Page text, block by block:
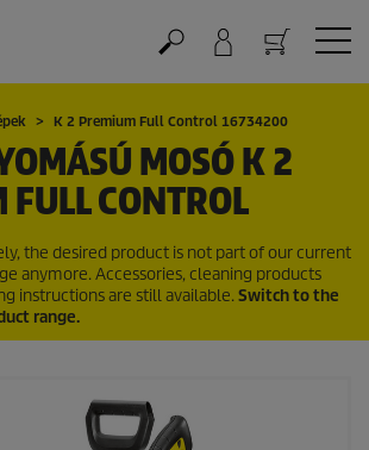
K 2 Premium Full Control 16734200
MOSÓ K 2
CONTROL
the desired product is not part of our current
anymore. Accessories, cleaning products
instructions are still available.Switch to the
range.